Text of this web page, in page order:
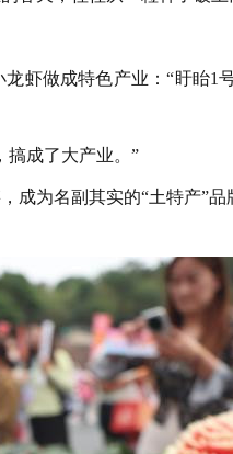
做成特色产业：“盱眙1
成了大产业。”
为名副其实的“土特产”品